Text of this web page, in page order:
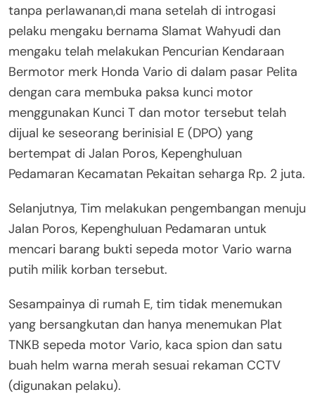
tanpa perlawanan,di mana setelah di introgasi
pelaku mengaku bernama Slamat Wahyudi dan
mengaku telah melakukan Pencurian Kendaraan
Bermotor merk Honda Vario di dalam pasar Pelita
dengan cara membuka paksa kunci motor
menggunakan Kunci T dan motor tersebut telah
dijual ke seseorang berinisial E (DPO) yang
bertempat di Jalan Poros, Kepenghuluan
Pedamaran Kecamatan Pekaitan seharga Rp. 2 juta.
Selanjutnya, Tim melakukan pengembangan menuju
Jalan Poros, Kepenghuluan Pedamaran untuk
mencari barang bukti sepeda motor Vario warna
putih milik korban tersebut.
Sesampainya di rumah E, tim tidak menemukan
yang bersangkutan dan hanya menemukan Plat
TNKB sepeda motor Vario, kaca spion dan satu
buah helm warna merah sesuai rekaman CCTV
(digunakan pelaku).